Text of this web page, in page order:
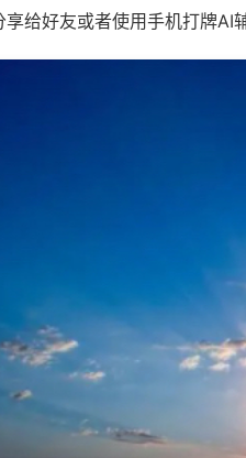
享给好友或者使用手机打牌AI